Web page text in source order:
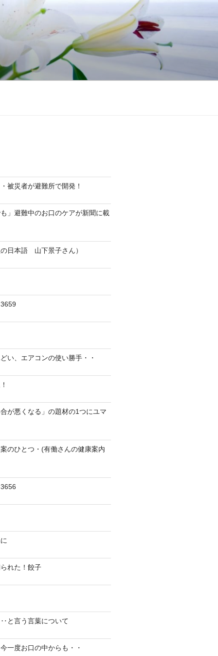
被災者が避難所で開発！
も」避難中のお口のケアが新聞に載
日本語 山下景子さん）
い、エアコンの使い勝手・・
が悪くなる」の題材の1つにユマ
のひとつ・(有働さんの健康案内
られた！餃子
と言う言葉について
一度お口の中からも・・